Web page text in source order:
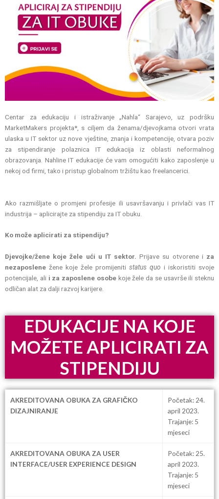
Centar za edukaciju i istraživanje „Nahla“ Sarajevo, uz podršku
MarketMakers projekta*, s ciljem da ženama/djevojkama otvori vrata
ulaska u IT sektor uz nove vještine, znanja i kompetencije, otvara poziv
za stipendiranje polaznica IT edukacija iz oblasti neformalnog
obrazovanja. Nahline IT edukacije će vam omogućiti kako zaposlenje u
nekoj od firmi, tako i pristup globalnom tržištu kao freelancerici.
Ako razmišljate o promjeni profesije ili usavršavanju i privlači vas IT
industrija – aplicirajte za stipendiju za IT obuku.
Ko može aplicirati za stipendiju?
Djevojke/žene koje žele ući u IT sektor. Prijave su otvorene i za
nezaposlene žene koje žele promijeniti status quo i iskoristiti svoje
potencijale, ali i za zaposlene osobekoje žele da se usavrše ili steknu
odličan alat za dalji razvoj karijere.
EDUKACIJE NA KOJE
MOŽETE APLICIRATI ZA
STIPENDIJU
AKREDITOVANA OBUKA ZA GRAFIČKO
DIZAJNIRANJE
Početak: 24.
april 2023.
Trajanje: 5
mjeseci
AKREDITOVANA OBUKA ZA USER
INTERFACE/USER EXPERIENCE DESIGN
Početak: 25.
april 2023.
Trajanje: 5
mjeseci